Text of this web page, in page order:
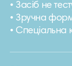
• Засіб не
• Зручна
• Спеціальна